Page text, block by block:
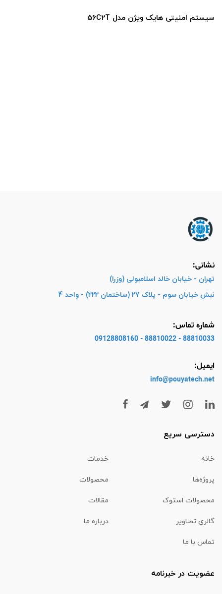
سیستم امنیتی هایک ویژن مدل 56C2T
نشانی:
تهران - خیابان خالد اسلامبولی (وزرا)
نبش خیابان سوم - پلاک 27 (ساختمان 222) - واحد 4
شماره تماس:
88810033 - 88810022 - 09128808160
ایمیل:
info@pouyatech.net
دسترسی سریع
خانه خدمات
پروژه‌ها محصولات
محصولات استوک مقالات
گالری تصاویر درباره ما
تماس با ما
عضویت در خبرنامه